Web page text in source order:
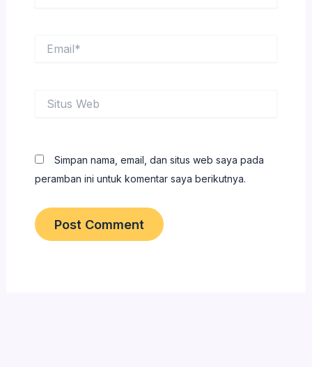
Web
Simpan nama, email, dan situs web saya pada
peramban ini untuk komentar saya berikutnya.